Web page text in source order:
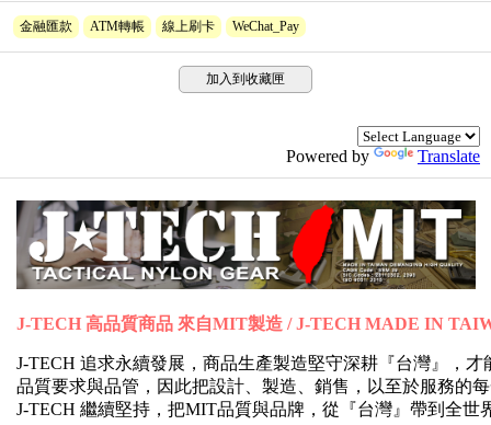
金融匯款 ATM轉帳 線上刷卡 WeChat_Pay
加入到收藏匣
Powered by Translate
J-TECH 高品質商品 來自MIT製造 / J-TECH MADE IN
J-TECH 追求永續發展，商品生產製造堅守深耕『台灣』，
品質要求與品管，因此把設計、製造、銷售，以至於服務的
J-TECH 繼續堅持，把MIT品質與品牌，從『台灣』帶到全世